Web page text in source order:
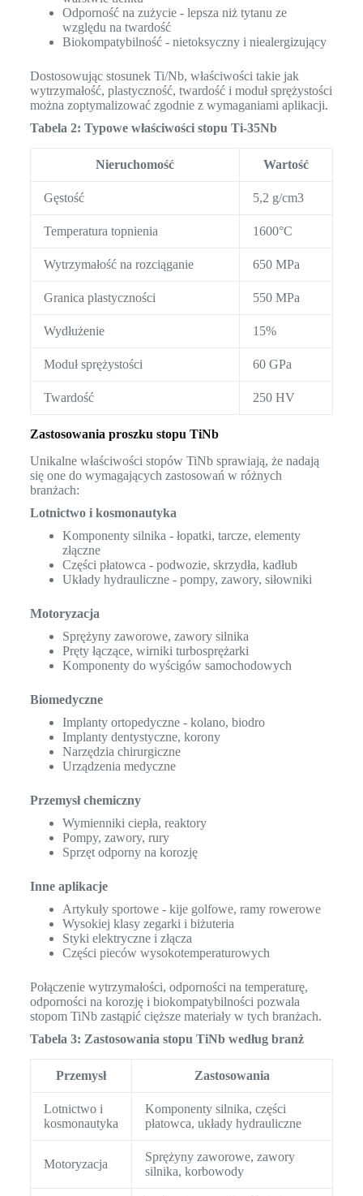
Odporność na zużycie - lepsza niż tytanu ze
względu na twardość
Biokompatybilność - nietoksyczny i niealergizujący
Dostosowując stosunek Ti/Nb, właściwości takie jak
wytrzymałość, plastyczność, twardość i moduł sprężystości
można zoptymalizować zgodnie z wymaganiami aplikacji.
Tabela 2: Typowe właściwości stopu Ti-35Nb
Nieruchomość Wartość
Gęstość 5,2 g/cm3
Temperatura topnienia 1600°C
Wytrzymałość na rozciąganie 650 MPa
Granica plastyczności 550 MPa
Wydłużenie 15%
Moduł sprężystości 60 GPa
Twardość 250 HV
Zastosowania proszku stopu TiNb
Unikalne właściwości stopów TiNb sprawiają, że nadają
się one do wymagających zastosowań w różnych
branżach:
Lotnictwo i kosmonautyka
Komponenty silnika - łopatki, tarcze, elementy
złączne
Części płatowca - podwozie, skrzydła, kadłub
Układy hydrauliczne - pompy, zawory, siłowniki
Motoryzacja
Sprężyny zaworowe, zawory silnika
Pręty łączące, wirniki turbosprężarki
Komponenty do wyścigów samochodowych
Biomedyczne
Implanty ortopedyczne - kolano, biodro
Implanty dentystyczne, korony
Narzędzia chirurgiczne
Urządzenia medyczne
Przemysł chemiczny
Wymienniki ciepła, reaktory
Pompy, zawory, rury
Sprzęt odporny na korozję
Inne aplikacje
Artykuły sportowe - kije golfowe, ramy rowerowe
Wysokiej klasy zegarki i biżuteria
Styki elektryczne i złącza
Części pieców wysokotemperaturowych
Połączenie wytrzymałości, odporności na temperaturę,
odporności na korozję i biokompatybilności pozwala
stopom TiNb zastąpić cięższe materiały w tych branżach.
Tabela 3: Zastosowania stopu TiNb według branż
Przemysł Zastosowania
Lotnictwo i
kosmonautyka
Komponenty silnika, części
płatowca, układy hydrauliczne
Motoryzacja
Sprężyny zaworowe, zawory
silnika, korbowody